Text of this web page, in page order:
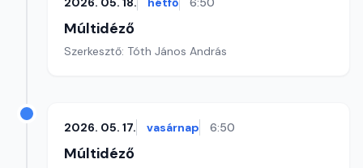
Múltidéző
Szerkesztő: Tóth János András
2026. 05. 17. vasárnap 6:50
Múltidéző